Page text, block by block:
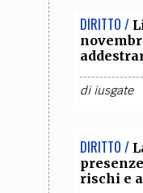
DIRITTO /
diiusgate
DIRITTO /
rischi e